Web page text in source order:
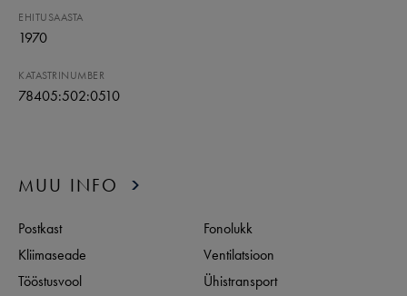
EHITUSAASTA
1970
KATASTRINUMBER
78405:502:0510
MUU INFO
Postkast
Fonolukk
Kliimaseade
Ventilatsioon
Tööstusvool
Ühistransport